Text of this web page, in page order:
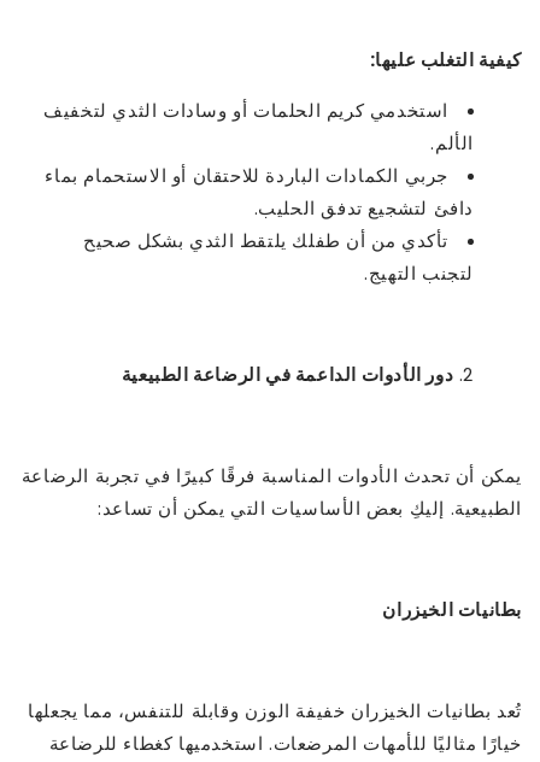
كيفية التغلب عليها:
استخدمي كريم الحلمات أو وسادات الثدي لتخفيف
الألم.
جربي الكمادات الباردة للاحتقان أو الاستحمام بماء
دافئ لتشجيع تدفق الحليب.
تأكدي من أن طفلك يلتقط الثدي بشكل صحيح
لتجنب التهيج.
دور الأدوات الداعمة في الرضاعة الطبيعية
يمكن أن تحدث الأدوات المناسبة فرقًا كبيرًا في تجربة الرضاعة
الطبيعية. إليكِ بعض الأساسيات التي يمكن أن تساعد:
بطانيات الخيزران
تُعد بطانيات الخيزران خفيفة الوزن وقابلة للتنفس، مما يجعلها
خيارًا مثاليًا للأمهات المرضعات. استخدميها كغطاء للرضاعة